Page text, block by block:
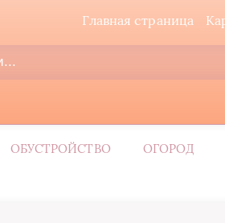
Главная страница
ОБУСТРОЙСТВО ОГОРОД